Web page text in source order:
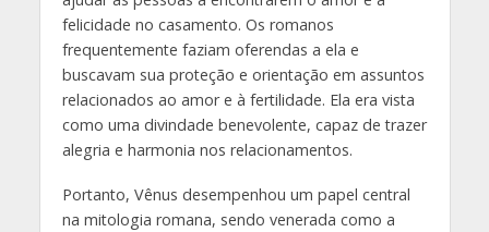
felicidade no casamento. Os romanos
frequentemente faziam oferendas a ela e
buscavam sua proteção e orientação em assuntos
relacionados ao amor e à fertilidade. Ela era vista
como uma divindade benevolente, capaz de trazer
alegria e harmonia nos relacionamentos.
Portanto, Vênus desempenhou um papel central
na mitologia romana, sendo venerada como a